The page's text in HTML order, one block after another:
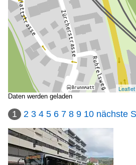
Leaflet
Daten werden geladen
1 2 3 4 5 6 7 8 9 10 nächste